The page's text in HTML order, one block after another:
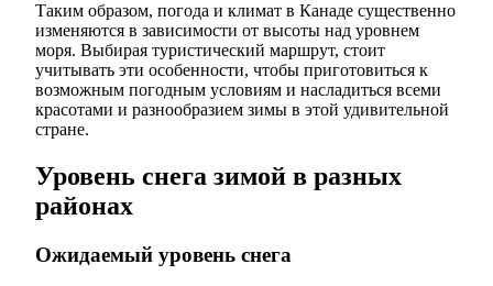
Таким образом, погода и климат в Канаде существенно
изменяются в зависимости от высоты над уровнем
моря. Выбирая туристический маршрут, стоит
учитывать эти особенности, чтобы приготовиться к
возможным погодным условиям и насладиться всеми
красотами и разнообразием зимы в этой удивительной
стране.
Уровень снега зимой в разных
районах
Ожидаемый уровень снега